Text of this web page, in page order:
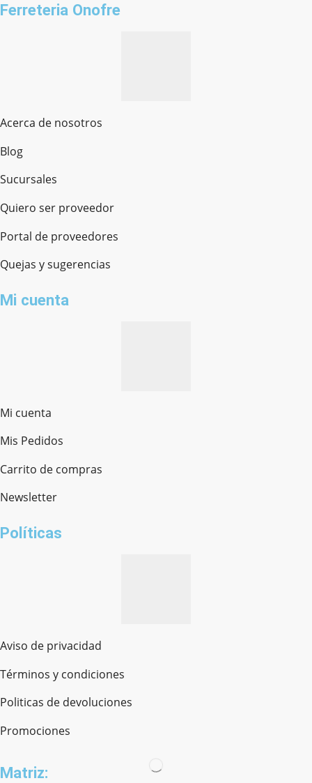
Ferreteria Onofre
Acerca de nosotros
Blog
Sucursales
Quiero ser proveedor
Portal de proveedores
Quejas y sugerencias
Mi cuenta
Mi cuenta
Mis Pedidos
Carrito de compras
Newsletter
Políticas
Aviso de privacidad
Términos y condiciones
Politicas de devoluciones
Promociones
Matriz: